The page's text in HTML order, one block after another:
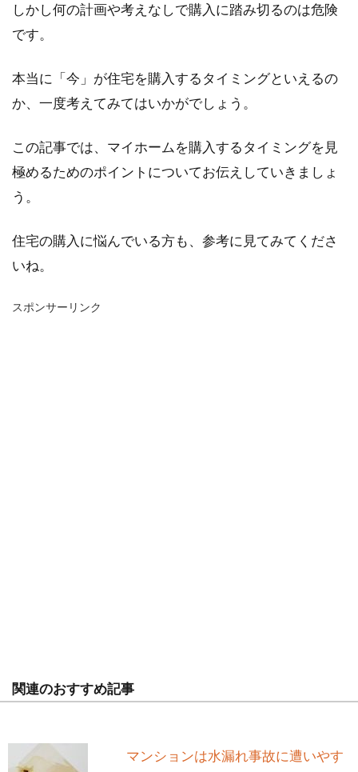
しかし何の計画や考えなしで購入に踏み切るのは危険
です。
本当に「今」が住宅を購入するタイミングといえるの
か、一度考えてみてはいかがでしょう。
この記事では、マイホームを購入するタイミングを見
極めるためのポイントについてお伝えしていきましょ
う。
住宅の購入に悩んでいる方も、参考に見てみてくださ
いね。
スポンサーリンク
関連のおすすめ記事
マンションは水漏れ事故に遭いやす